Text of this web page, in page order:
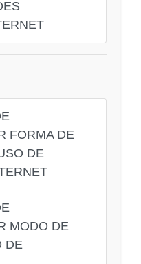
FORMA DE
DE
MODO DE
DE